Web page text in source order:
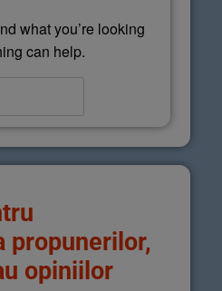
what you’re looking
can help.
propunerilor,
opiniilor